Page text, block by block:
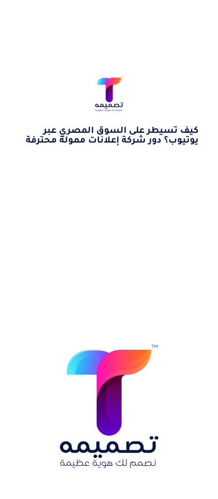
كيف تسيطر على السوق المصري عبر
يوتيوب؟ دور شركة إعلانات ممولة محترفة